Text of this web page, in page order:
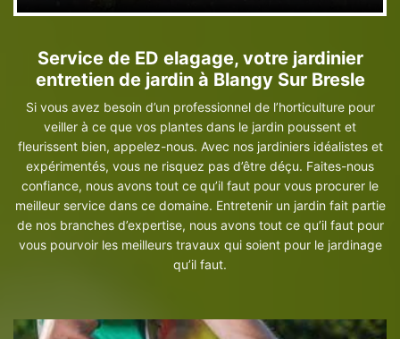
Service de ED elagage, votre jardinier
entretien de jardin à Blangy Sur Bresle
Si vous avez besoin d’un professionnel de l’horticulture pour
veiller à ce que vos plantes dans le jardin poussent et
fleurissent bien, appelez-nous. Avec nos jardiniers idéalistes et
expérimentés, vous ne risquez pas d’être déçu. Faites-nous
confiance, nous avons tout ce qu’il faut pour vous procurer le
meilleur service dans ce domaine. Entretenir un jardin fait partie
de nos branches d’expertise, nous avons tout ce qu’il faut pour
vous pourvoir les meilleurs travaux qui soient pour le jardinage
qu’il faut.